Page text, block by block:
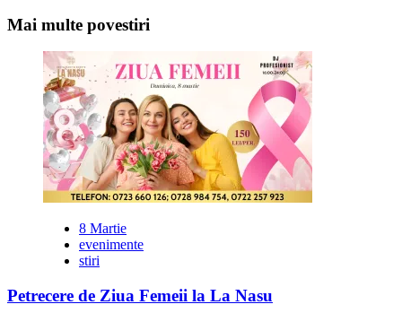
Mai multe povestiri
8 Martie
evenimente
stiri
Petrecere de Ziua Femeii la La Nasu